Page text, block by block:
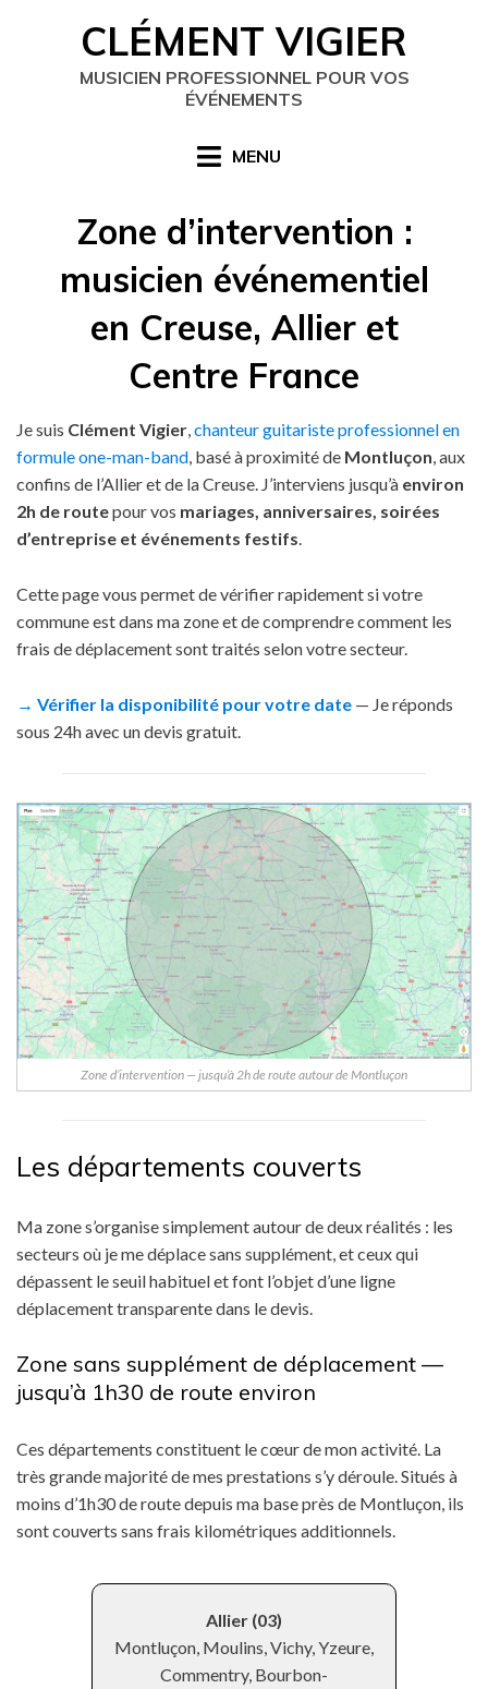
CLÉMENT VIGIER
MUSICIEN PROFESSIONNEL POUR VOS
ÉVÉNEMENTS
MENU
Zone d’intervention :
musicien événementiel
en Creuse, Allier et
Centre France
Je suis Clément Vigier,chanteur guitariste professionnel en
formule one-man-band, basé à proximité de Montluçon, aux
confins de l’Allier et de la Creuse. J’interviens jusqu’à environ
2h de routepour vos mariages, anniversaires, soirées
d’entreprise et événements festifs.
Cette page vous permet de vérifier rapidement si votre
commune est dans ma zone et de comprendre comment les
frais de déplacement sont traités selon votre secteur.
→ Vérifier la disponibilité pour votre date — Je réponds
sous 24h avec un devis gratuit.
Zone d’intervention — jusqu’à 2h de route autour de Montluçon
Les départements couverts
Ma zone s’organise simplement autour de deux réalités : les
secteurs où je me déplace sans supplément, et ceux qui
dépassent le seuil habituel et font l’objet d’une ligne
déplacement transparente dans le devis.
Zone sans supplément de déplacement —
jusqu’à 1h30 de route environ
Ces départements constituent le cœur de mon activité. La
très grande majorité de mes prestations s’y déroule. Situés à
moins d’1h30 de route depuis ma base près de Montluçon, ils
sont couverts sans frais kilométriques additionnels.
Allier (03)
Montluçon, Moulins, Vichy, Yzeure,
Commentry, Bourbon-